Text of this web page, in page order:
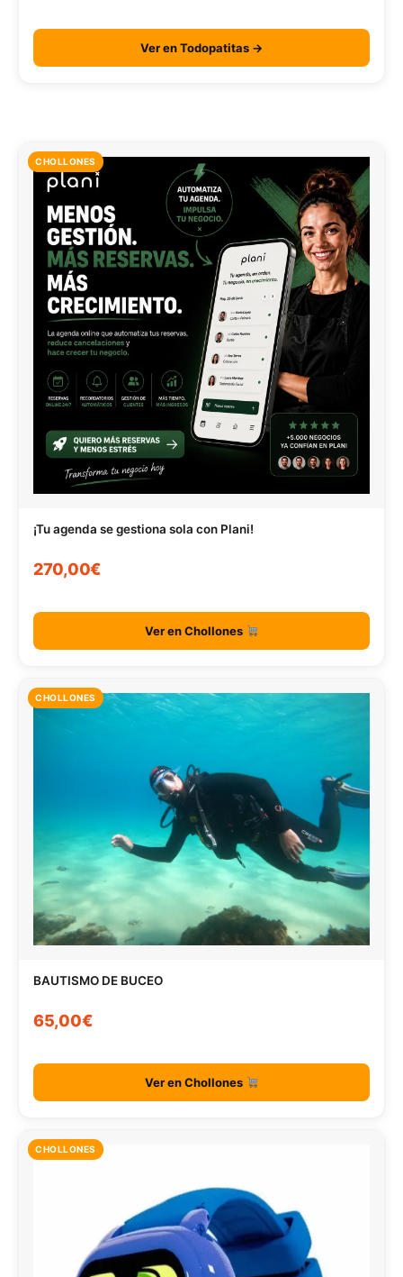
Ver en Todopatitas →
CHOLLONES
¡Tu agenda se gestiona sola con Plani!
270,00€
Ver en Chollones
CHOLLONES
BAUTISMO DE BUCEO
65,00€
Ver en Chollones
CHOLLONES